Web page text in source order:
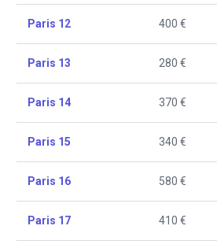
Paris 12 400 €
Paris 13 280 €
Paris 14 370 €
Paris 15 340 €
Paris 16 580 €
Paris 17 410 €